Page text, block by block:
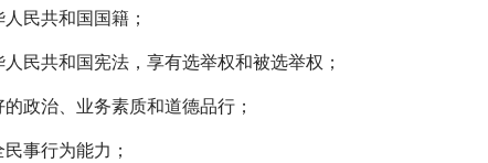
民共和国国籍；
民共和国宪法，享有选举权和被选举权；
政治、业务素质和道德品行；
事行为能力；